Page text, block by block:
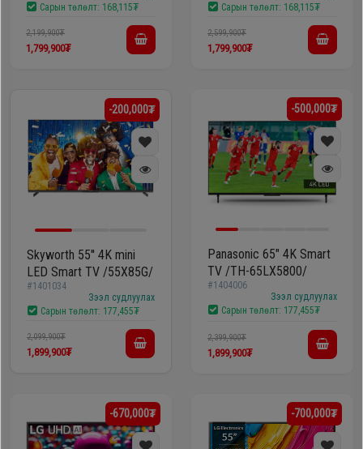
Сарын төлөлт: 168,115₮
2,199,900₮
1,799,900₮
Сарын төлөлт: 168,115₮
2,599,900₮
1,799,900₮
-200,000₮
Skyworth 55'' 4K mini
LED Smart TV /55X85G/
#1401034
Зээл судлуулах
Сарын төлөлт: 177,455₮
2,099,900₮
1,899,900₮
-500,000₮
Panasonic 65" 4K Smart
TV /TH-65LX5800/
#1404006
Зээл судлуулах
Сарын төлөлт: 177,455₮
2,399,900₮
1,899,900₮
-670,000₮ -700,000₮